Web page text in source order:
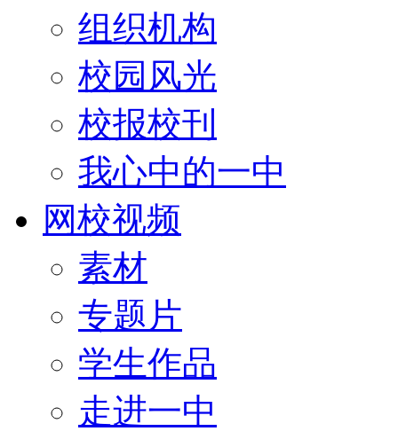
组织机构
校园风光
校报校刊
我心中的一中
网校视频
素材
专题片
学生作品
走进一中